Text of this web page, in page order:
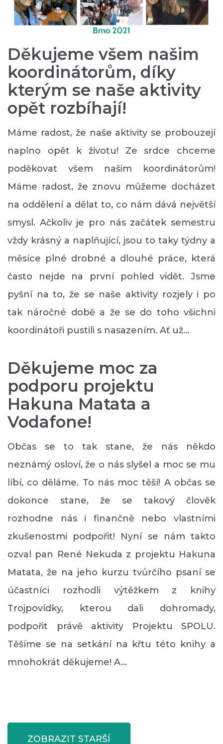
Děkujeme všem našim
koordinátorům, díky
kterým se naše aktivity
opět rozbíhají!
Máme radost, že naše aktivity se probouzejí
naplno opět k životu! Ze srdce chceme
poděkovat všem našim koordinátorům!
Máme radost, že znovu můžeme docházet
na oddělení a dělat to, co nám dává největší
smysl. Ačkoliv je pro nás začátek semestru
vždy krásný a naplňující, jsou to taky týdny a
měsíce plné drobné a dlouhé práce, která
často nejde na první pohled vidět. Jsme
pyšní na to, že se naše aktivity rozjely i po
tak náročné době a že se do toho všichni
koordinátoři pustili s nasazením. Ať už…
Děkujeme moc za
podporu projektu
Hakuna Matata a
Vodafone!
Občas se to tak stane, že nás někdo
neznámý osloví, že o nás slyšel a moc se mu
líbí, co děláme. To nás moc těší! A občas se
dokonce stane, že se takový člověk
rozhodne nás i finančně nebo vlastními
zkušenostmi podpořit! Nyní se nám takto
ozval pan René Nekuda z projektu Hakuna
Matata, že na jeho kurzu tvůrčího psaní se
účastníci rozhodli výtěžkem z knihy
Trojpovídky, kterou dali dohromady,
podpořit právě aktivity Projektu SPOLU.
Těšíme se na setkání na křtu této knihy a
mnohokrát děkujeme! A…
ZOBRAZIT STARŠÍ